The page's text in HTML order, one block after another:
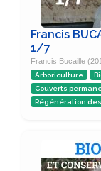
Francis
1/7
Francis Bucaille
Arboriculture
Couverts
Régénération